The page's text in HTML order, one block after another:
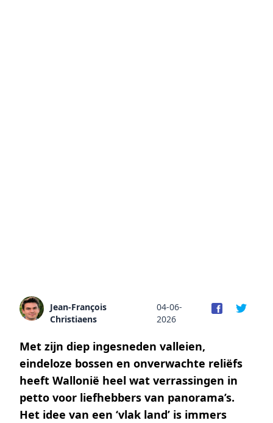
Jean-François
Christiaens
04-06-
2026
Met zijn diep ingesneden valleien,
eindeloze bossen en onverwachte reliëfs
heeft Wallonië heel wat verrassingen in
petto voor liefhebbers van panorama’s.
Het idee van een ‘vlak land’ is immers